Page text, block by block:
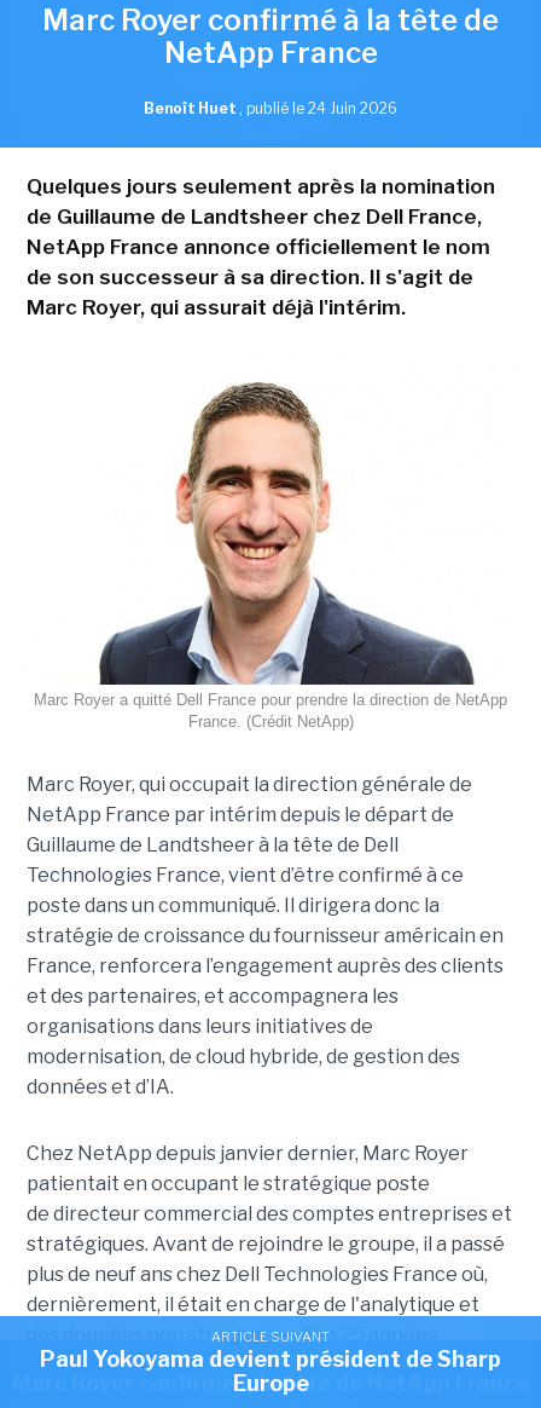
ARTICLE SUIVANT
Marc Royer confirmé à la tête de NetApp France
Marc Royer confirmé à la tête de
NetApp France
Benoît Huet , publié le 24 Juin 2026
Quelques jours seulement après la nomination
de Guillaume de Landtsheer chez Dell France,
NetApp France annonce officiellement le nom
de son successeur à sa direction. Il s'agit de
Marc Royer, qui assurait déjà l'intérim.
Marc Royer a quitté Dell France pour prendre la direction de NetApp
France. (Crédit NetApp)
Marc Royer, qui occupait la direction générale de
NetApp France par intérim depuis le départ de
Guillaume de Landtsheer à la tête de Dell
Technologies France, vient d’être confirmé à ce
poste dans un communiqué. Il dirigera donc la
stratégie de croissance du fournisseur américain en
France, renforcera l’engagement auprès des clients
et des partenaires, et accompagnera les
organisations dans leurs initiatives de
modernisation, de cloud hybride, de gestion des
données et d’IA.
Chez NetApp depuis janvier dernier, Marc Royer
patientait en occupant le stratégique poste
de directeur commercial des comptes entreprises et
stratégiques. Avant de rejoindre le groupe, il a passé
plus de neuf ans chez Dell Technologies France où,
dernièrement, il était en charge de l'analytique et
des données non structurées. Ses 25 années
d’expérience l’ont aussi mené à fréquenter d’autres
entreprises technologiques comme EMC et Rise, un
ARTICLE SUIVANT
Paul Yokoyama devient président de Sharp
Europe